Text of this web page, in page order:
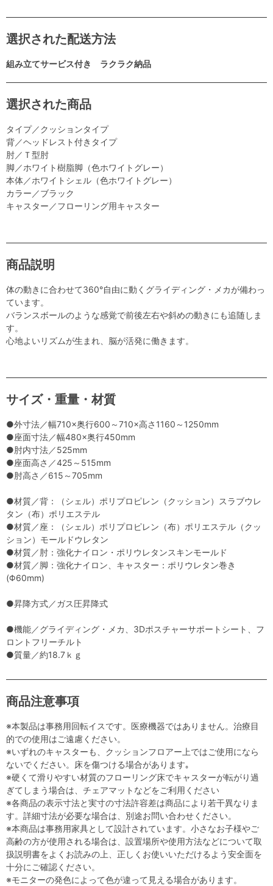
選択された配送方法
組み立てサービス付き ラクラク納品
選択された商品
タイプ／クッションタイプ
背／ヘッドレスト付きタイプ
肘／Ｔ型肘
脚／ホワイト樹脂脚（色ホワイトグレー）
本体／ホワイトシェル（色ホワイトグレー）
カラー／ブラック
キャスター／フローリング用キャスター
商品説明
体の動きに合わせて360°自由に動くグライディング・メカが備わっ
ています。
バランスボールのような感覚で前後左右や斜めの動きにも追随しま
す。
心地よいリズムが生まれ、脳が活発に働きます。
サイズ・重量・材質
●外寸法／幅710×奥行600～710×高さ1160～1250mm
●座面寸法／幅480×奥行450mm
●肘内寸法／525mm
●座面高さ／425～515mm
●肘高さ／615～705mm
●材質／背：（シェル）ポリプロピレン（クッション）スラブウレ
タン（布）ポリエステル
●材質／座：（シェル）ポリプロピレン（布）ポリエステル（クッ
ション）モールドウレタン
●材質／肘：強化ナイロン・ポリウレタンスキンモールド
●材質／脚：強化ナイロン、キャスター：ポリウレタン巻き
(Φ60mm)
●昇降方式／ガス圧昇降式
●機能／グライディング・メカ、3Dポスチャーサポートシート、フ
ロントフリーチルト
●質量／約18.7ｋｇ
商品注意事項
※本製品は事務用回転イスです。医療機器ではありません。治療目
的での使用はご遠慮ください。
※いずれのキャスターも、クッションフロアー上ではご使用になら
ないでください。床を傷つける場合があります｡
※硬くて滑りやすい材質のフローリング床でキャスターが転がり過
ぎてしまう場合は、チェアマットなどをご利用ください
※各商品の表示寸法と実寸の寸法許容差は商品により若干異なりま
す。詳細寸法が必要な場合は、別途お問い合わせください。
※本商品は事務用家具として設計されています。小さなお子様やご
高齢の方が使用される場合は、設置場所や使用方法などについて取
扱説明書をよくお読みの上、正しくお使いいただけるよう安全面を
十分にご確認ください。
※モニターの発色によって色が違って見える場合があります。